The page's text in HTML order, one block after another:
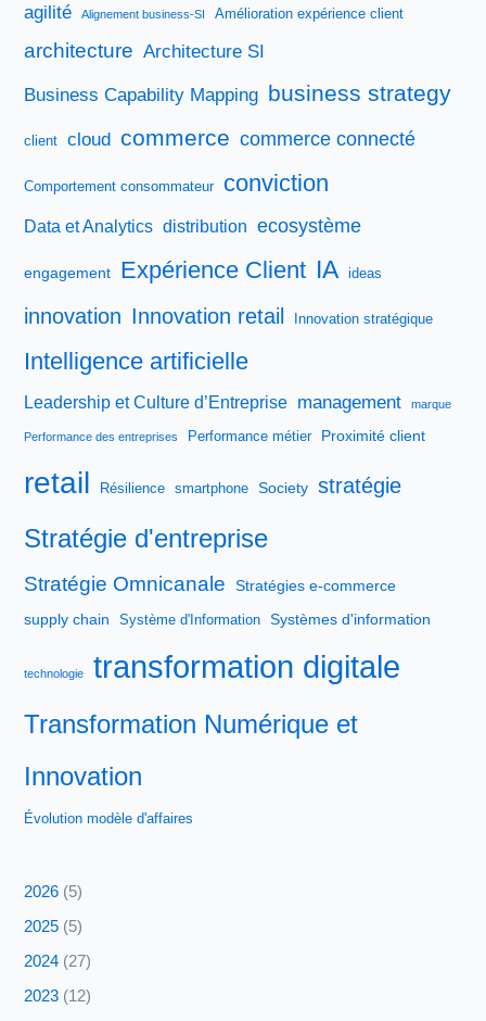
agilité Alignement business-SI Amélioration expérience client
architecture Architecture SI
Business Capability Mapping business strategy
client cloud commerce commerce connecté
Comportement consommateur conviction
Data et Analytics distribution ecosystème
engagement Expérience Client IA ideas
innovation Innovation retail Innovation stratégique
Intelligence artificielle
Leadership et Culture d’Entreprise management marque
Performance des entreprises Performance métier Proximité client
retail Résilience smartphone Society stratégie
Stratégie d'entreprise
Stratégie Omnicanale
Stratégies e-commerce
supply chain
Système d'Information Systèmes d'information
technologie transformation digitale
Transformation Numérique et
Innovation
Évolution modèle d'affaires
2026 (5)
2025 (5)
2024 (27)
2023 (12)